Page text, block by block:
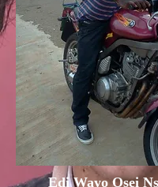
Edi Wayo Osei